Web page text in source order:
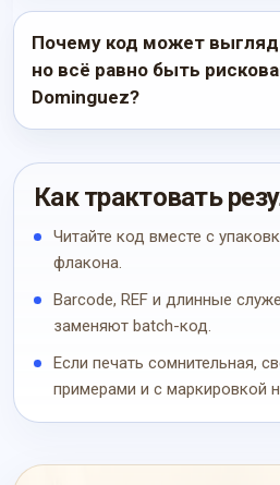
Почему код может
но всё равно быть
Dominguez?
Как трактовать
Читайте код вместе с
флакона.
Barcode, REF и длинные
заменяют batch-код.
Если печать сомнительная,
примерами и с маркировкой